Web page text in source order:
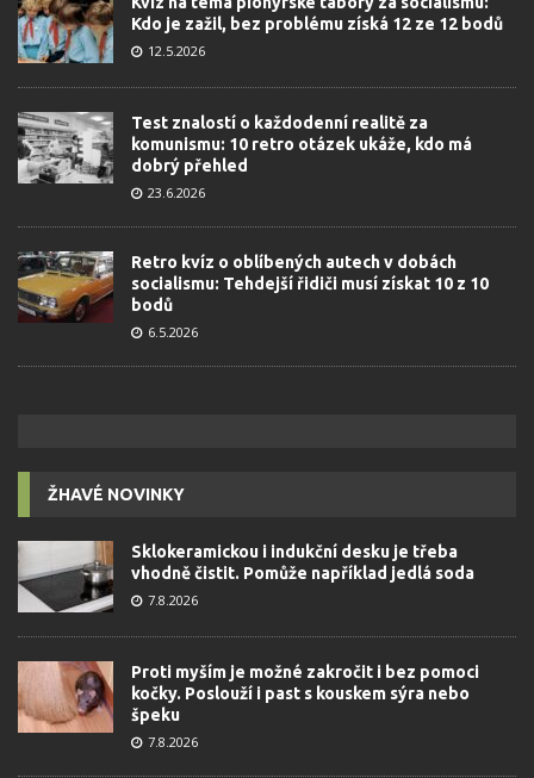
Kdo je zažil, bez problému získá 12 ze 12 bodů
12.5.2026
Test znalostí o každodenní realitě za
komunismu: 10 retro otázek ukáže, kdo má
dobrý přehled
23.6.2026
Retro kvíz o oblíbených autech v dobách
socialismu: Tehdejší řidiči musí získat 10 z 10
bodů
6.5.2026
ŽHAVÉ NOVINKY
Sklokeramickou i indukční desku je třeba
vhodně čistit. Pomůže například jedlá soda
7.8.2026
Proti myším je možné zakročit i bez pomoci
kočky. Poslouží i past s kouskem sýra nebo
špeku
7.8.2026